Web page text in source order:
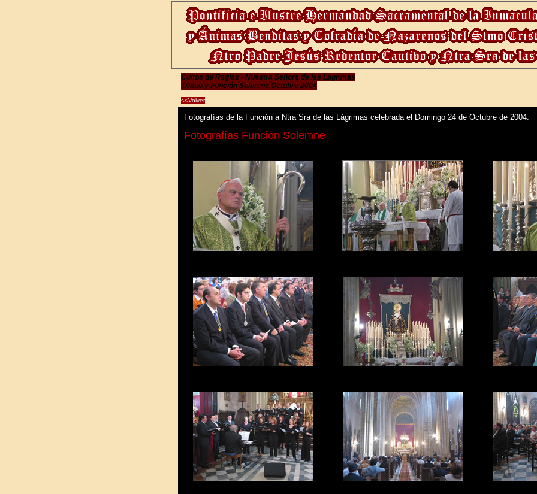
Cultos de Reglas - Nuestra Señora de las Lágrimas
Triduo y Función Solemne Octubre 2004
<<Volver
Fotografías de la Función a Ntra Sra de las Lágrimas celebrada el Domingo 24 de Octubre de 2004.
Fotografías Función Solemne